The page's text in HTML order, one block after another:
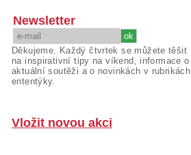
Newsletter
Děkujeme. Každý čtvrtek se můžete těšit
na inspirativní tipy na víkend, informace o
aktuální soutěži a o novinkách v rubrikách
ententýky.
Vložit novou akci